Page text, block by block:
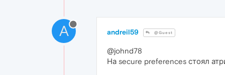
A andreil59 @Guest
@johnd78
На secure preferences стоял